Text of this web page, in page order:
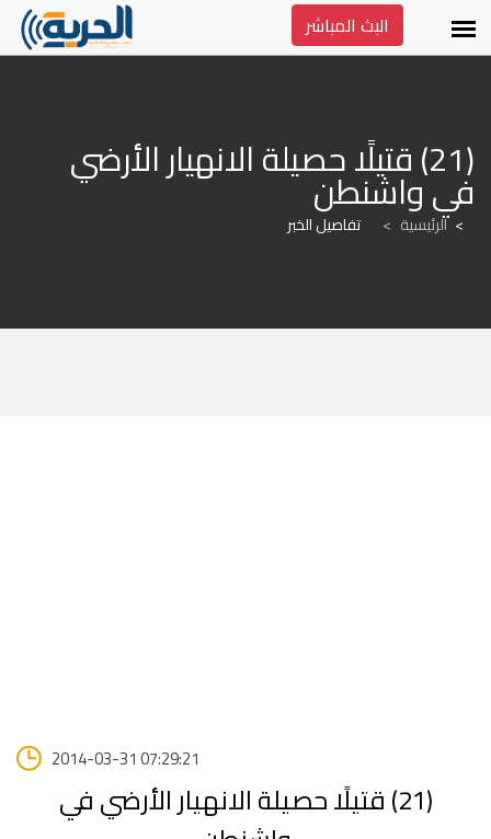
البث المباشر
في واشنطن
الرئيسية > تفاصيل الخبر
2014-03-31 07:29:21
(21) قتيلًا حصيلة الانهيار الأرضي في